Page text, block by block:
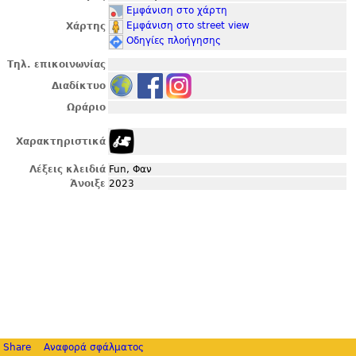
Χάρτης
Εμφάνιση στο χάρτη
Εμφάνιση στο street view
Οδηγίες πλοήγησης
Τηλ. επικοινωνίας
Διαδίκτυο
Ωράριο
Χαρακτηριστικά
Λέξεις κλειδιά Fun, Φαν
Άνοιξε 2023
Share Αναφορά σφάλματος